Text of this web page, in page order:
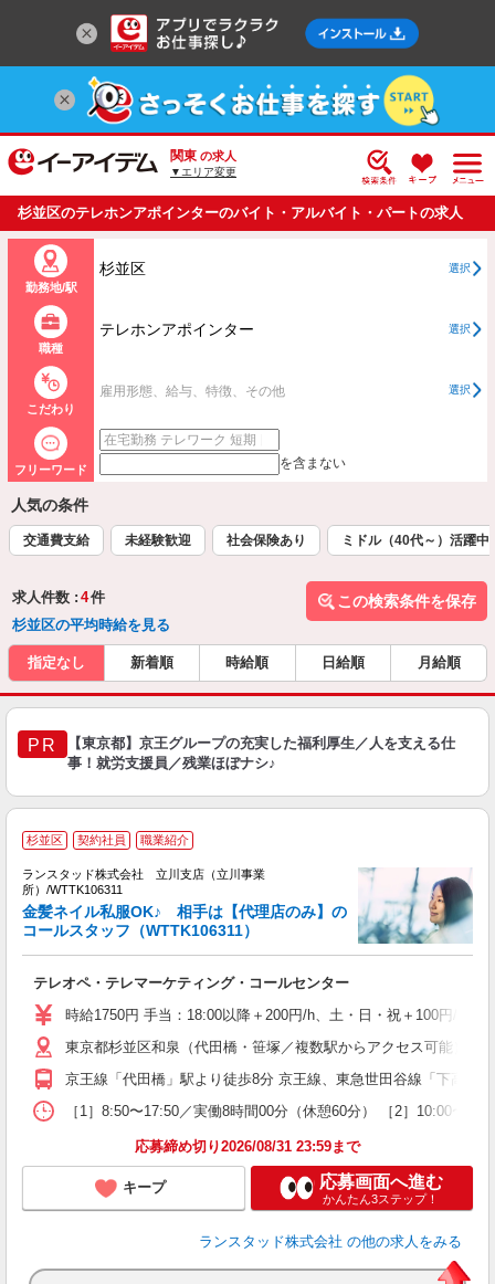
関東 の求人
▼エリア変更
杉並区のテレホンアポインターのバイト・アルバイト・パートの求人
情報一覧
勤務地/駅
杉並区 選択
職種
テレホンアポインター 選択
こだわり
雇用形態、給与、特徴、その他 選択
フリーワード を含まない
人気の条件
交通費支給 未経験歓迎 社会保険あり ミドル（40代～）活躍中
求人件数 : 4件
杉並区の平均時給を見る
この検索条件を保存
指定なし 新着順 時給順 日給順 月給順
PR
【東京都】京王グループの充実した福利厚生／人を支える仕
事！就労支援員／残業ほぼナシ♪
杉並区 契約社員 職業紹介
ランスタッド株式会社 立川支店（立川事業
所）/WTTK106311
金髪ネイル私服OK♪ 相手は【代理店のみ】の
コールスタッフ（WTTK106311）
テレオペ・テレマーケティング・コールセンター
時給1750円 手当：18:00以降＋200円/h、土・日・祝＋100円/h
東京都杉並区和泉（代田橋・笹塚／複数駅からアクセス可能）
京王線「代田橋」駅より徒歩8分 京王線、東急世田谷線「下高井
［1］8:50〜17:50／実働8時間00分（休憩60分） ［2］10:00〜
応募締め切り2026/08/31 23:59まで
キープ 応募画面へ進む
かんたん3ステップ！
ランスタッド株式会社 の他の求人をみる